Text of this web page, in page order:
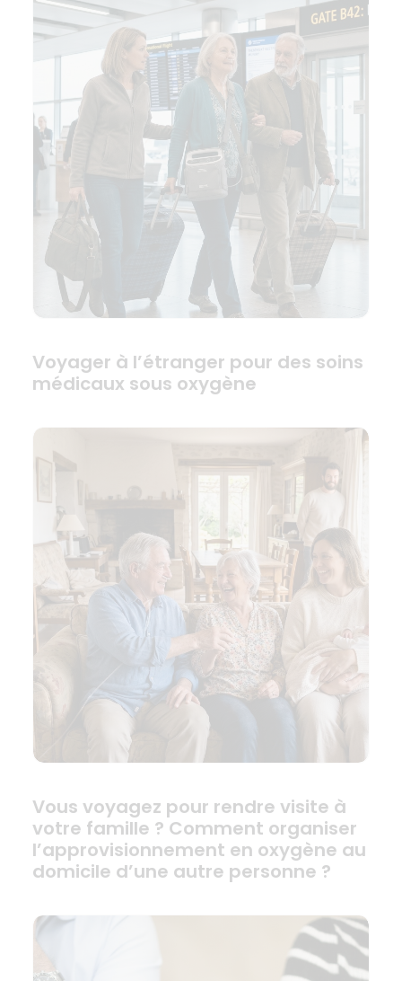
Voyager à l’étranger pour des soins
médicaux sous oxygène
Vous voyagez pour rendre visite à
votre famille ? Comment organiser
l’approvisionnement en oxygène au
domicile d’une autre personne ?